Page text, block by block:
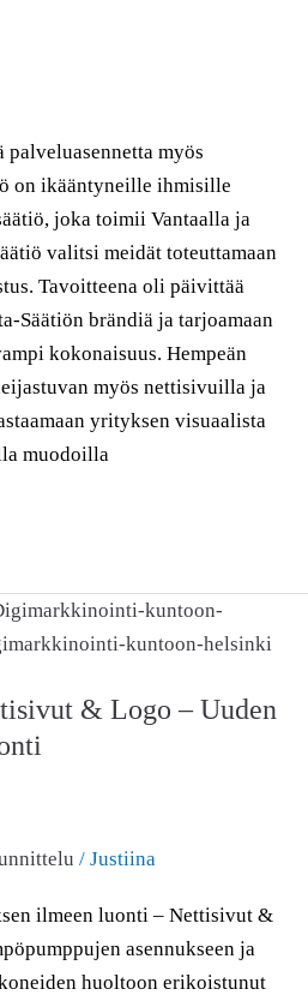
palveluasennetta myös
on ikääntyneille ihmisille
joka toimii Vantaalla ja
valitsi meidät toteuttamaan
Tavoitteena oli päivittää
Säätiön brändiä ja tarjoamaan
kokonaisuus. Hempeän
myös nettisivuilla ja
yrityksen visuaalista
muodoilla
& Logo – Uuden
/ Justiina
ilmeen luonti – Nettisivut &
asennukseen ja
huoltoon erikoistunut